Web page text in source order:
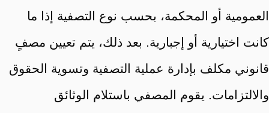
العمومية أو المحكمة، بحسب نوع التصفية إذا ما
كانت اختيارية أو إجبارية. بعد ذلك، يتم تعيين مصفٍ
قانوني مكلف بإدارة عملية التصفية وتسوية الحقوق
والالتزامات. يقوم المصفي باستلام الوثائق